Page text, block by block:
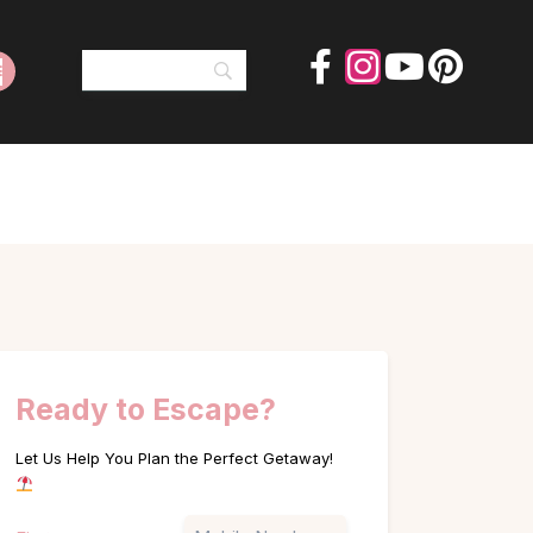
Ready to Escape?
Let Us Help You Plan the Perfect Getaway!